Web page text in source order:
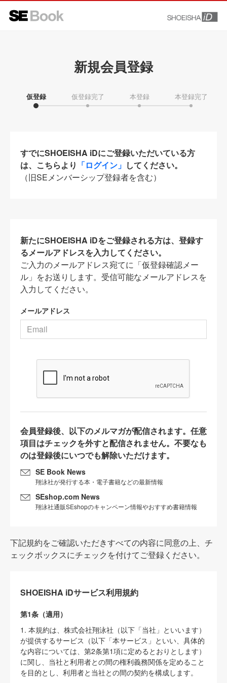
新規会員登録
仮登録 仮登録完了 本登録 本登録完了
すでにSHOEISHA iDにご登録いただいている方
は、こちらより 「ログイン」 してください。
（旧SEメンバーシップ登録者を含む）
新たにSHOEISHA iDをご登録される方は、登録す
るメールアドレスを入力してください。
ご入力のメールアドレス宛てに「仮登録確認メー
ル」をお送りします。受信可能なメールアドレスを
入力してください。
メールアドレス
会員登録後、以下のメルマガが配信されます。任意
項目はチェックを外すと配信されません。不要なも
のは登録後にいつでも解除いただけます。
SE Book News
翔泳社が発行する本・電子書籍などの最新情報
SEshop.com News
翔泳社通販SEshopのキャンペーン情報やおすすめ書籍情報
下記規約をご確認いただきすべての内容に同意の上、チ
ェックボックスにチェックを付けてご登録ください。
SHOEISHA iDサービス利用規約
第1条（適用）
1. 本規約は、株式会社翔泳社（以下「当社」といいます）
が提供するサービス（以下「本サービス」といい、具体的
な内容については、第2条第1項に定めるとおりとします）
に関し、当社と利用者との間の権利義務関係を定めること
を目的とし、利用者と当社との間の契約を構成します。